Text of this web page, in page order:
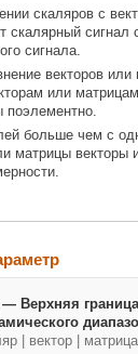
скаляров с
скалярный
сигнала.
векторов
или
поэлементно.
больше чем с
матрицы
— Верхняя
| вектор | матрица